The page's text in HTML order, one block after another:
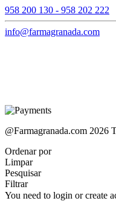
958 200 130 - 958 202 222
info@farmagranada.com
@Farmagranada.com 2026
Ordenar por
Limpar
Pesquisar
Filtrar
You need to login or create